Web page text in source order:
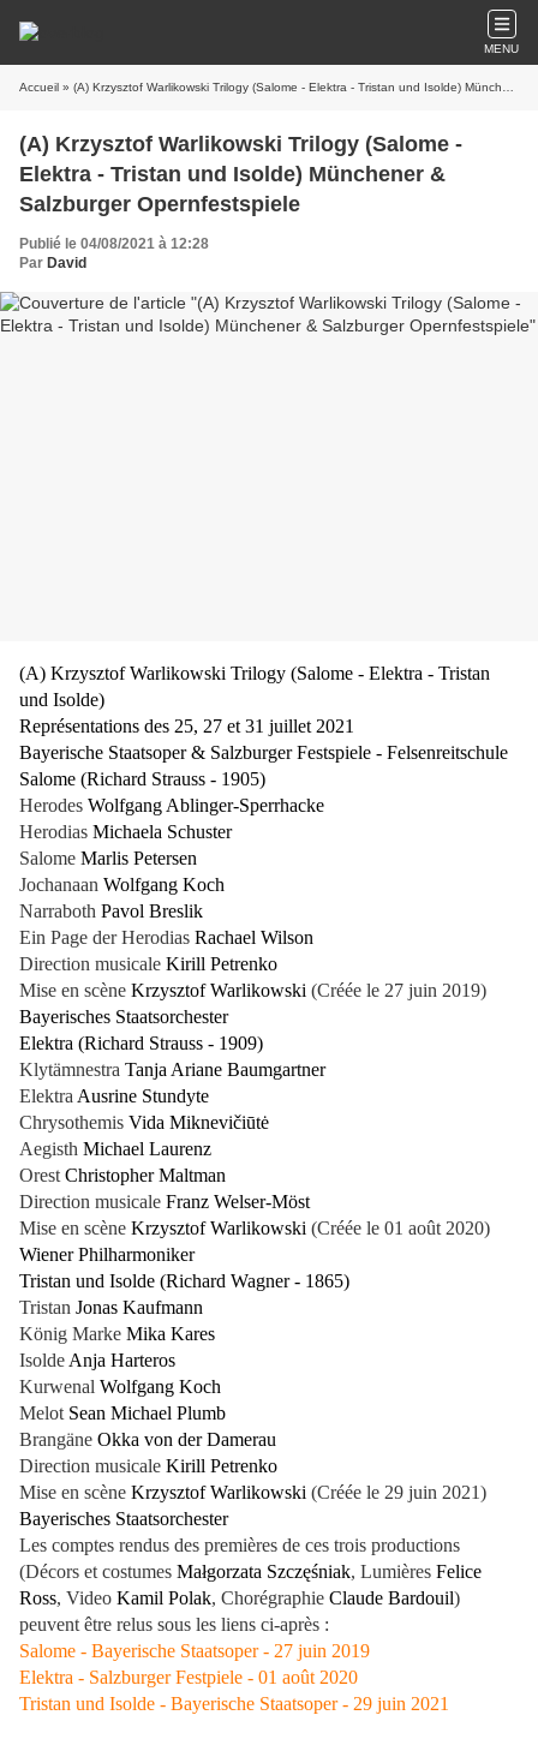
MENU
Accueil » (A) Krzysztof Warlikowski Trilogy (Salome - Elektra - Tristan und Isolde) Münchener & Salzburger Opernfestspiele
(A) Krzysztof Warlikowski Trilogy (Salome -
Elektra - Tristan und Isolde) Münchener &
Salzburger Opernfestspiele
Publié le 04/08/2021 à 12:28
Par David
(A) Krzysztof Warlikowski Trilogy (Salome - Elektra - Tristan
und Isolde)
Représentations des 25, 27 et 31 juillet 2021
Bayerische Staatsoper & Salzburger Festspiele - Felsenreitschule
Salome (Richard Strauss - 1905)
Herodes Wolfgang Ablinger-Sperrhacke
Herodias Michaela Schuster
Salome Marlis Petersen
Jochanaan Wolfgang Koch
Narraboth Pavol Breslik
Ein Page der Herodias Rachael Wilson
Direction musicale Kirill Petrenko
Mise en scène Krzysztof Warlikowski (Créée le 27 juin 2019)
Bayerisches Staatsorchester
Elektra (Richard Strauss - 1909)
Klytämnestra Tanja Ariane Baumgartner
Elektra Ausrine Stundyte
Chrysothemis Vida Miknevičiūtė
Aegisth Michael Laurenz
Orest Christopher Maltman
Direction musicale Franz Welser-Möst
Mise en scène Krzysztof Warlikowski (Créée le 01 août 2020)
Wiener Philharmoniker
Tristan und Isolde (Richard Wagner - 1865)
Tristan Jonas Kaufmann
König Marke Mika Kares
Isolde Anja Harteros
Kurwenal Wolfgang Koch
Melot Sean Michael Plumb
Brangäne Okka von der Damerau
Direction musicale Kirill Petrenko
Mise en scène Krzysztof Warlikowski (Créée le 29 juin 2021)
Bayerisches Staatsorchester
Les comptes rendus des premières de ces trois productions
(Décors et costumes Małgorzata Szczęśniak, Lumières Felice
Ross, Video Kamil Polak, Chorégraphie Claude Bardouil)
peuvent être relus sous les liens ci-après :
Salome - Bayerische Staatsoper - 27 juin 2019
Elektra - Salzburger Festpiele - 01 août 2020
Tristan und Isolde - Bayerische Staatsoper - 29 juin 2021